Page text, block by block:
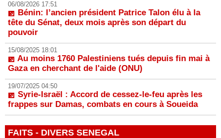
06/08/2026 17:51
Bénin: l’ancien président Patrice Talon élu à la
tête du Sénat, deux mois après son départ du
pouvoir
15/08/2025 18:01
Au moins 1760 Palestiniens tués depuis fin mai à
Gaza en cherchant de l'aide (ONU)
19/07/2025 04:50
Syrie-Israël : Accord de cessez-le-feu après les
frappes sur Damas, combats en cours à Soueida
FAITS - DIVERS SENEGAL